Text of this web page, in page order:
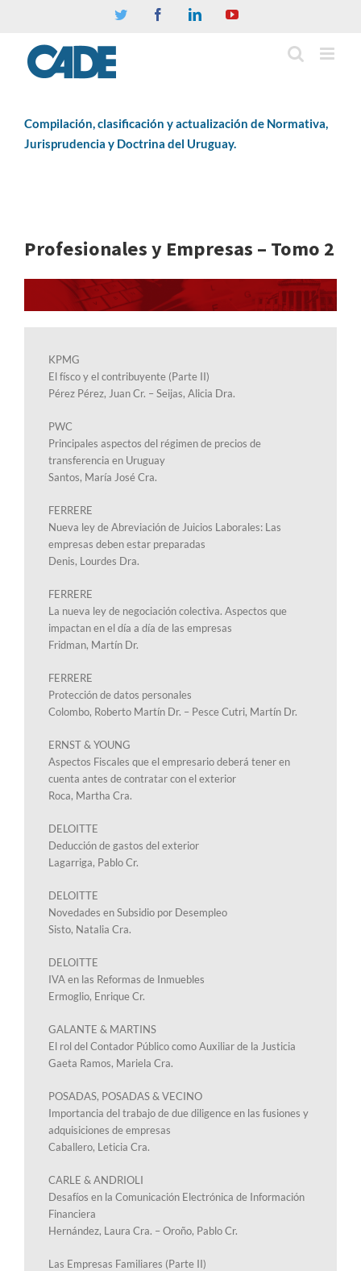
Twitter FacebookLinkedinYouTube
Compilación, clasificación y actualización de Normativa,
Jurisprudencia y Doctrina del Uruguay.
Profesionales y Empresas – Tomo 2
KPMG
El físco y el contribuyente (Parte II)
Pérez Pérez, Juan Cr. – Seijas, Alicia Dra.
PWC
Principales aspectos del régimen de precios de
transferencia en Uruguay
Santos, María José Cra.
FERRERE
Nueva ley de Abreviación de Juicios Laborales: Las
empresas deben estar preparadas
Denis, Lourdes Dra.
FERRERE
La nueva ley de negociación colectiva. Aspectos que
impactan en el día a día de las empresas
Fridman, Martín Dr.
FERRERE
Protección de datos personales
Colombo, Roberto Martín Dr. – Pesce Cutri, Martín Dr.
ERNST & YOUNG
Aspectos Fiscales que el empresario deberá tener en
cuenta antes de contratar con el exterior
Roca, Martha Cra.
DELOITTE
Deducción de gastos del exterior
Lagarriga, Pablo Cr.
DELOITTE
Novedades en Subsidio por Desempleo
Sisto, Natalia Cra.
DELOITTE
IVA en las Reformas de Inmuebles
Ermoglio, Enrique Cr.
GALANTE & MARTINS
El rol del Contador Público como Auxiliar de la Justicia
Gaeta Ramos, Mariela Cra.
POSADAS, POSADAS & VECINO
Importancia del trabajo de due diligence en las fusiones y
adquisiciones de empresas
Caballero, Leticia Cra.
CARLE & ANDRIOLI
Desafíos en la Comunicación Electrónica de Información
Financiera
Hernández, Laura Cra. – Oroño, Pablo Cr.
Las Empresas Familiares (Parte II)